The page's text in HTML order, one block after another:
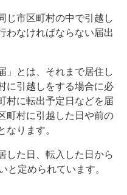
じ市区町村の中で引越し
わなければならない届出
」とは、それまで居住し
に引越しをする場合に必
村に転出予定日などを届
町村に引越した日や前の
なります。
した日、転入した日から
と定められています。